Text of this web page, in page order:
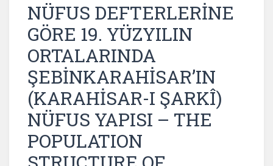
NÜFUS DEFTERLERİNE
GÖRE 19. YÜZYILIN
ORTALARINDA
ŞEBİNKARAHİSAR’IN
(KARAHİSAR-I ŞARKÎ)
NÜFUS YAPISI – THE
POPULATION